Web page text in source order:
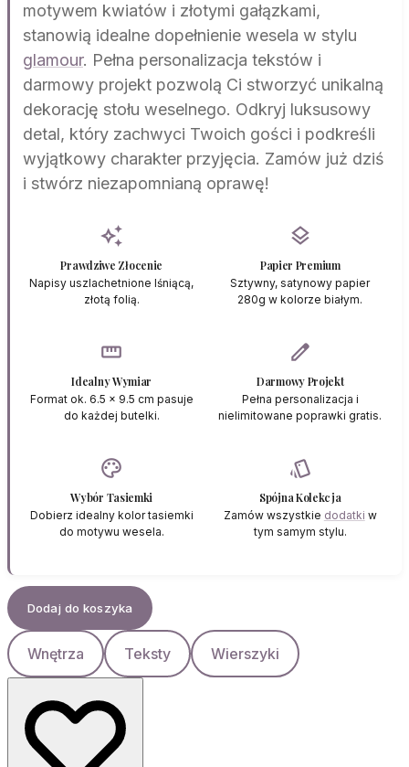
motywem kwiatów i złotymi gałązkami,
stanowią idealne dopełnienie wesela w stylu
glamour. Pełna personalizacja tekstów i
darmowy projekt pozwolą Ci stworzyć unikalną
dekorację stołu weselnego. Odkryj luksusowy
detal, który zachwyci Twoich gości i podkreśli
wyjątkowy charakter przyjęcia. Zamów już dziś
i stwórz niezapomnianą oprawę!
auto_awesome
Prawdziwe Złocenie
Napisy uszlachetnione lśniącą,
złotą folią.
layers
Papier Premium
Sztywny, satynowy papier
280g w kolorze białym.
straighten
Idealny Wymiar
Format ok. 6.5 x 9.5 cm pasuje
do każdej butelki.
edit
Darmowy Projekt
Pełna personalizacja i
nielimitowane poprawki gratis.
palette
Wybór Tasiemki
Dobierz idealny kolor tasiemki
do motywu wesela.
style
Spójna Kolekcja
Zamów wszystkie dodatki w
tym samym stylu.
Dodaj do koszyka
Wnętrza Teksty Wierszyki